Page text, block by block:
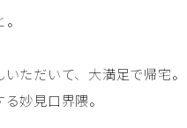
ただいて、大満足で帰宅。
妙見口界隈。